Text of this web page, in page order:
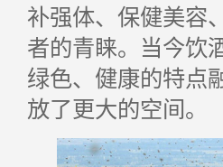
补强体、保健美容
者的青睐。当今饮
绿色、健康的特点
放了更大的空间。